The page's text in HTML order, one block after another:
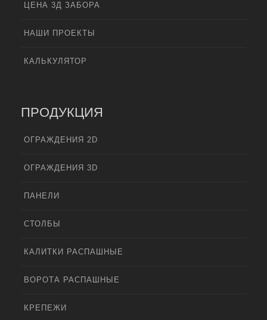
ЦЕНА 3Д ЗАБОРА
НАШИ ПРОЕКТЫ
КАЛЬКУЛЯТОР
ПРОДУКЦИЯ
ОГРАЖДЕНИЯ 2D
ОГРАЖДЕНИЯ 3D
ПАНЕЛИ
СТОЛБЫ
КАЛИТКИ РАСПАШНЫЕ
ВОРОТА РАСПАШНЫЕ
КРЕПЕЖИ